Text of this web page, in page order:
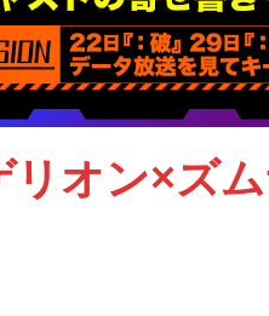
リオン×ズ